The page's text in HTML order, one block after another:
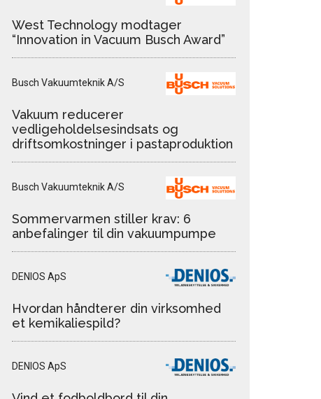
West Technology modtager
“Innovation in Vacuum Busch Award”
Busch Vakuumteknik A/S
Vakuum reducerer
vedligeholdelsesindsats og
driftsomkostninger i pastaproduktion
Busch Vakuumteknik A/S
Sommervarmen stiller krav: 6
anbefalinger til din vakuumpumpe
DENIOS ApS
Hvordan håndterer din virksomhed
et kemikaliespild?
DENIOS ApS